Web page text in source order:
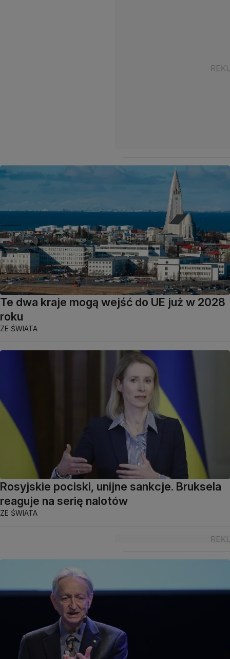
Te dwa kraje mogą wejść do UE już w 2028
roku
ZE ŚWIATA
Rosyjskie pociski, unijne sankcje. Bruksela
reaguje na serię nalotów
ZE ŚWIATA